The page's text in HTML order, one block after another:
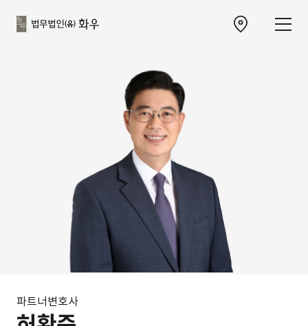
파트너변호사